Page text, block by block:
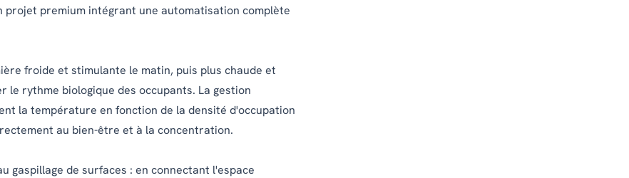
projet premium intégrant une automatisation complète
froide et stimulante le matin, puis plus chaude et
le rythme biologique des occupants. La gestion
la température en fonction de la densité d'occupation
au bien-être et à la concentration.
gaspillage de surfaces : en connectant l'espace